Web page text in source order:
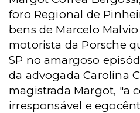
foro Regional de
bens de Marcelo
motorista da Porsche
SP no amargoso
da advogada Carolina
magistrada Margot, "a
irresponsável e